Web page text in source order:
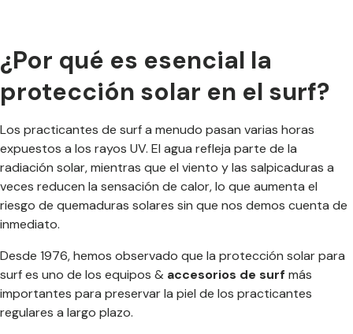
¿Por qué es esencial la
protección solar en el surf?
Los practicantes de surf a menudo pasan varias horas
expuestos a los rayos UV. El agua refleja parte de la
radiación solar, mientras que el viento y las salpicaduras a
veces reducen la sensación de calor, lo que aumenta el
riesgo de quemaduras solares sin que nos demos cuenta de
inmediato.
Desde 1976, hemos observado que la protección solar para
surf es uno de los equipos & accesorios de surf más
importantes para preservar la piel de los practicantes
regulares a largo plazo.